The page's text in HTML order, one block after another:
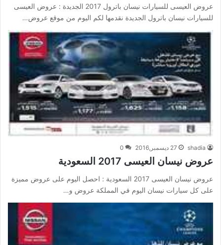
عروض العيسى للسيارات نيسان باترول 2017 الجديدة : عروض العيسى
للسيارات نيسان باترول الجديدة نقدمها لكم اليوم من موقع عروض…
shadia 27 ديسمبر,2016 0
عروض نيسان العيسى 2017 السعودية
عروض نيسان العيسى 2017 السعودية : احصل اليوم على عروض مميزة
على كل سيارات نيسان اليوم في المملكة عروض و…